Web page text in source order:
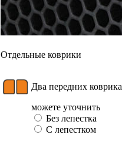
Отдельные коврики
Два передних коврика
можете уточнить
Без лепестка
С лепестком